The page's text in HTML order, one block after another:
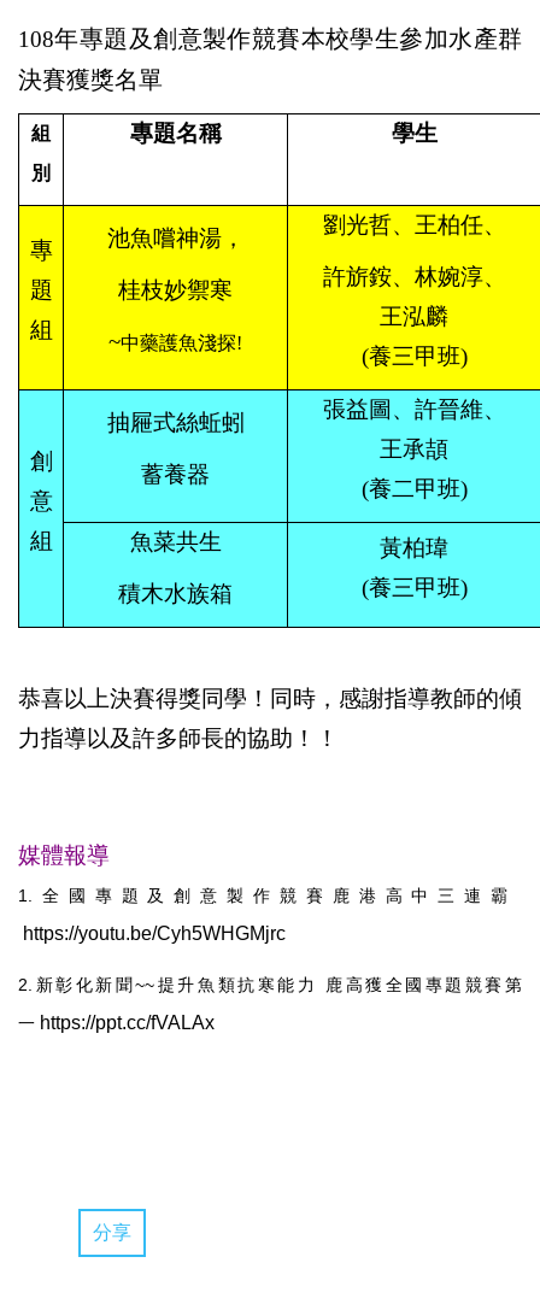
108年專題及創意製作競賽本校學生參加水產群
決賽獲獎名單
組
別
專題名稱 學生
專
題
組
池魚嚐神湯，
桂枝妙禦寒
~中藥護魚淺探!
劉光哲、王柏任、
許旂銨、林婉淳、
王泓麟
(養三甲班)
創
意
組
抽屜式絲蚯蚓
蓄養器
張益圖、許晉維、
王承頡
(養二甲班)
魚菜共生
積木水族箱
黃柏瑋
(養三甲班)
恭喜以上決賽得獎同學！同時，感謝指導教師的傾
力指導以及許多師長的協助！！
媒體報導
1. 全國專題及創意製作競賽鹿港高中三連霸
https://youtu.be/Cyh5WHGMjrc
2.新彰化新聞~~提升魚類抗寒能力 鹿高獲全國專題競賽第
一 https://ppt.cc/fVALAx
分享